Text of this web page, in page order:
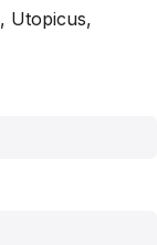
, Utopicus,